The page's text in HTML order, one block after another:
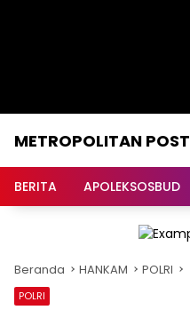
METROPOLITAN POST
BERITA APOLEKSOSBUD
Beranda HANKAM POLRI
POLRI